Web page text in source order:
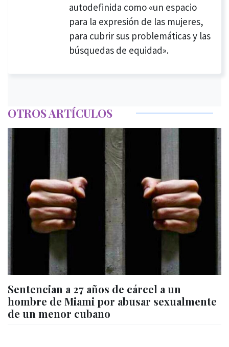
autodefinida como «un espacio
para la expresión de las mujeres,
para cubrir sus problemáticas y las
búsquedas de equidad».
OTROS ARTÍCULOS
Sentencian a 27 años de cárcel a un
hombre de Miami por abusar sexualmente
de un menor cubano